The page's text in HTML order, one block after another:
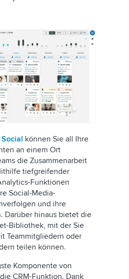
können Sie all Ihre
an einem Ort
die Zusammenarbeit
tiefgreifender
Funktionen
Social-Media-
und ihre
Darüber hinaus bietet die
Bibliothek, mit der Sie
Teammitgliedern oder
teilen können.
Komponente von
CRM-Funktion. Dank